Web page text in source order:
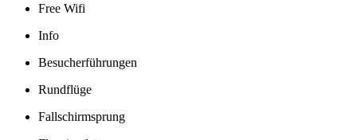
Free Wifi
Info
Besucherführungen
Rundflüge
Fallschirmsprung